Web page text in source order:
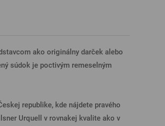
ako originálny darček alebo
súdok je poctivým remeselným
republike, kde nájdete pravého
Urquell v rovnakej kvalite ako v